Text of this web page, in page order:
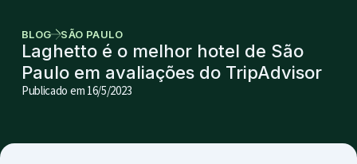
BLOG SÃO PAULO
Laghetto é o melhor hotel de São
Paulo em avaliações do TripAdvisor
Publicado em16/5/2023